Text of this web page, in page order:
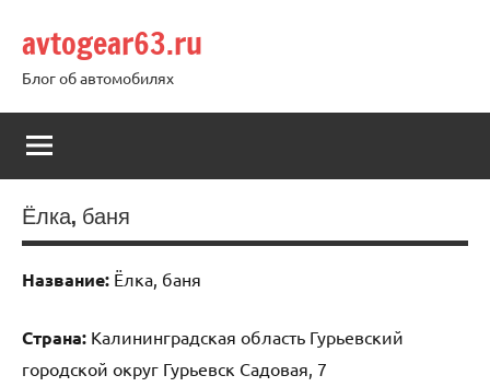
содержимому
avtogear63.ru
Блог об автомобилях
Ёлка, баня
Название: Ёлка, баня
Страна: Калининградская область Гурьевский
городской округ Гурьевск Садовая, 7